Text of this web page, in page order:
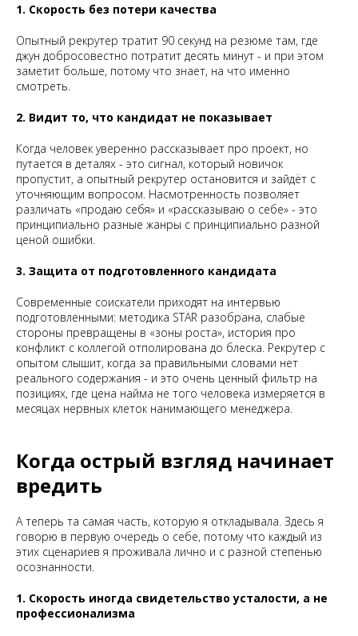
1. Скорость без потери качества
Опытный рекрутер тратит 90 секунд на резюме там, где
джун добросовестно потратит десять минут - и при этом
заметит больше, потому что знает, на что именно
смотреть.
2. Видит то, что кандидат не показывает
Когда человек уверенно рассказывает про проект, но
путается в деталях - это сигнал, который новичок
пропустит, а опытный рекрутер остановится и зайдёт с
уточняющим вопросом. Насмотренность позволяет
различать «продаю себя» и «рассказываю о себе» - это
принципиально разные жанры с принципиально разной
ценой ошибки.
3. Защита от подготовленного кандидата
Современные соискатели приходят на интервью
подготовленными: методика STAR разобрана, слабые
стороны превращены в «зоны роста», история про
конфликт с коллегой отполирована до блеска. Рекрутер с
опытом слышит, когда за правильными словами нет
реального содержания - и это очень ценный фильтр на
позициях, где цена найма не того человека измеряется в
месяцах нервных клеток нанимающего менеджера.
Когда острый взгляд начинает
вредить
А теперь та самая часть, которую я откладывала. Здесь я
говорю в первую очередь о себе, потому что каждый из
этих сценариев я проживала лично и с разной степенью
осознанности.
1. Скорость иногда свидетельство усталости, а не
профессионализма